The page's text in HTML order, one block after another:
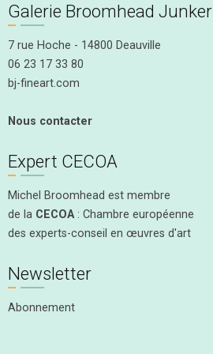
Galerie Broomhead Junker
7 rue Hoche - 14800 Deauville
06 23 17 33 80
bj-fineart.com
Nous contacter
Expert CECOA
Michel Broomhead est membre
de la CECOA: Chambre européenne
des experts-conseil en œuvres d'art
Newsletter
Abonnement